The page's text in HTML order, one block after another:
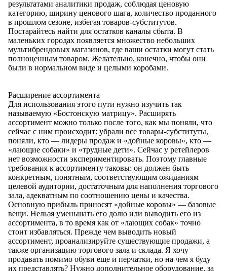
результатами аналитики продаж, соблюдая ценовую
категорию, ширину ценового шага, количество проданного
в прошлом сезоне, избегая товаров-субститутов.
Постарайтесь найти для остатков каналы сбыта. В
маленьких городах появляется множество небольших
мультибрендовых магазинов, где ваши остатки могут стать
полноценным товаром. Желательно, конечно, чтобы они
были в нормальном виде и целыми коробами.
Расширение ассортимента
Для использования этого пути нужно изучить так
называемую «Бостонскую матрицу». Расширять
ассортимент можно только после того, как мы поняли, что
сейчас с ним происходит: убрали все товары-субституты,
поняли, кто — лидеры продаж и «дойные коровы», кто —
«лающие собаки» и «трудные дети». Сейчас у ретейлеров
нет возможности экспериментировать. Поэтому главные
требования к ассортименту таковы: он должен быть
конкретным, понятным, соответствующим ожиданиям
целевой аудитории, достаточным для наполнения торгового
зала, адекватным по соотношению цены и качества.
Основную прибыль приносят «дойные коровы» — базовые
вещи. Нельзя уменьшать его долю или выводить его из
ассортимента, в то время как от «лающих собак» точно
стоит избавляться. Прежде чем выводить новый
ассортимент, проанализируйте существующие продажи, а
также организацию торгового зала и склада. Я хочу
продавать помимо обуви еще и перчатки, но на чем я буду
их представлять? Нужно дополнительное оборудование, за